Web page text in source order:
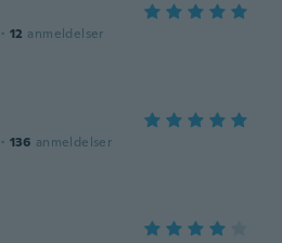
· 12 anmeldelser
· 136 anmeldelser